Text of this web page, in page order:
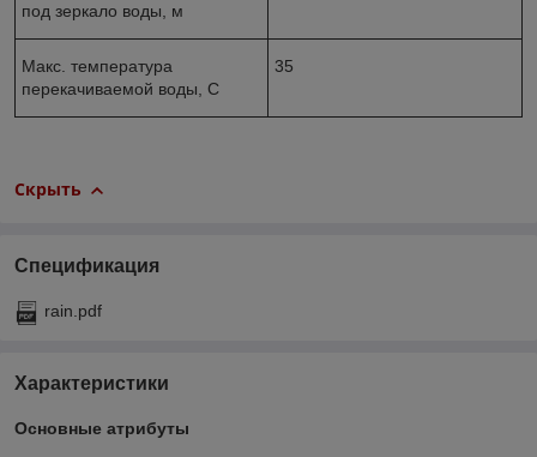
под зеркало воды, м
Макс. температура
перекачиваемой воды, С
35
Скрыть
Спецификация
rain.pdf
Характеристики
Основные атрибуты